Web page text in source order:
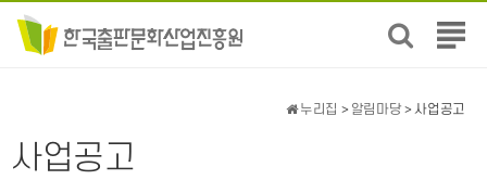
전
뉴
사업공고
누리집 > 알림마당 > 사업공고